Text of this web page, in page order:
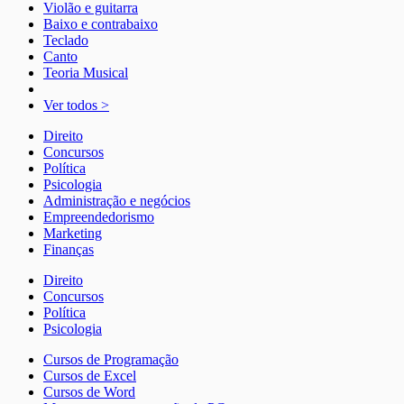
Violão e guitarra
Baixo e contrabaixo
Teclado
Canto
Teoria Musical
Ver todos >
Direito
Concursos
Política
Psicologia
Administração e negócios
Empreendedorismo
Marketing
Finanças
Direito
Concursos
Política
Psicologia
Cursos de Programação
Cursos de Excel
Cursos de Word